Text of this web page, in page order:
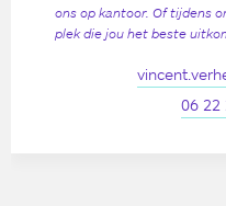
ons op kantoor. Of tijdens
plek die jou het beste
06 22